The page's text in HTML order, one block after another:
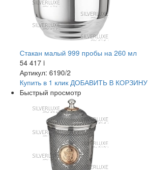
Стакан малый 999 пробы на 260 мл
54 417 i
Артикул: 6190/2
Купить в 1 клик ДОБАВИТЬ В КОРЗИНУ
Быстрый просмотр